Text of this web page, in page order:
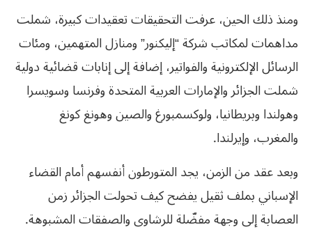
ومنذ ذلك الحين، عرفت التحقيقات تعقيدات كبيرة، شملت
مداهمات ‏لمكاتب شركة “إليكنور” ومنازل المتهمين، ومئات
الرسائل الإلكترونية والفواتير، إضافة ‏إلى إنابات قضائية دولية
شملت الجزائر والإمارات العربية المتحدة وفرنسا وسويسرا
وهولندا و‏بريطانيا، ولوكسمبورغ والصين وهونغ كونغ
والمغرب، وإيرلندا.
وبعد عقد من الزمن، يجد المتورطون أنفسهم أمام القضاء
الإسباني بملف ثقيل ‏يفضح كيف تحولت الجزائر زمن
العصابة إلى وجهة مفضّلة للرشاوى والصفقات ‏المشبوهة.